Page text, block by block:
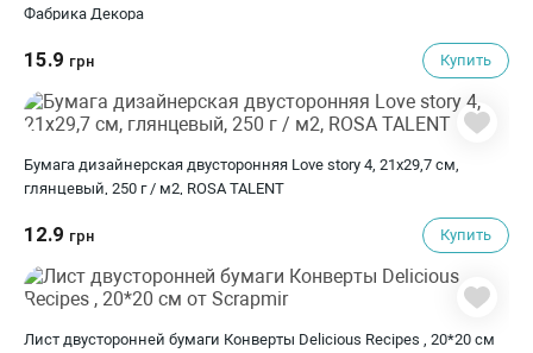
Фабрика Декора
15.9 грн Купить
Бумага дизайнерская двусторонняя Love story 4, 21х29,7 см,
глянцевый, 250 г / м2, ROSA TALENT
12.9 грн Купить
Лист двусторонней бумаги Конверты Delicious Recipes , 20*20 см